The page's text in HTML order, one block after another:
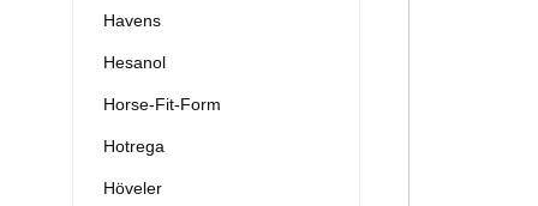
Havens
Hesanol
Horse-Fit-Form
Hotrega
Höveler